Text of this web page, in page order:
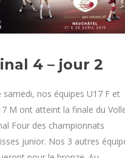
4 – jour 2
samedi, nos équipes U17 F et
M ont atteint la finale du
Four des championnats
junior. Nos 3 autres